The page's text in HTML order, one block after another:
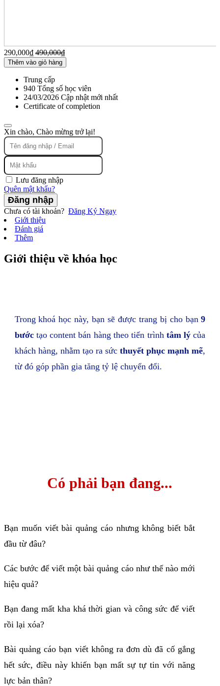
290,000₫ 490,000₫
Thêm vào giỏ hàng
Trung cấp
940 Tổng số học viên
24/03/2026 Cập nhật mới nhất
Certificate of completion
Xin chào, Chào mừng trở lại!
Lưu đăng nhập
Quên mật khẩu?
Đăng nhập
Chưa có tài khoản? Đăng Ký Ngay
Giới thiệu
Đánh giá
Thêm
Giới thiệu về khóa học
Trong khoá học này, bạn sẽ được trang bị cho bạn9
bướctạo content bán hàng theo tiến trình tâm lý của
khách hàng, nhằm tạo ra sứcthuyết phục mạnh mẽ,
từ đó góp phần gia tăng tỷ lệ chuyển đổi.
Có phải bạn đang...
Bạn muốn viết bài quảng cáo nhưng không biết bắt
đầu từ đâu?
Các bước để viết một bài quảng cáo như thế nào mới
hiệu quả?
Bạn đang mất kha khá thời gian và công sức để viết
rồi lại xóa?
Bài quảng cáo bạn viết không ra đơn dù đã cố gắng
hết sức, điều này khiến bạn mất sự tự tin với năng
lực bản thân?